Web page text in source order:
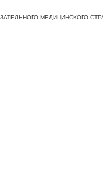
МЕДИЦИНСКОГО